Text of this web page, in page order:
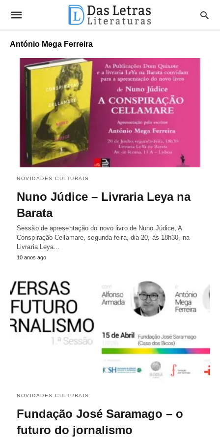
António Mega Ferreira
NOVIDADES CULTURAIS
Nuno Júdice – Livraria Leya na
Barata
Sessão de apresentação do novo livro de Nuno Júdice, A
Conspiração Cellamare, segunda-feira, dia 20, às 18h30, na
Livraria Leya…
10 anos ago
NOVIDADES CULTURAIS
Fundação José Saramago – o
futuro do jornalismo